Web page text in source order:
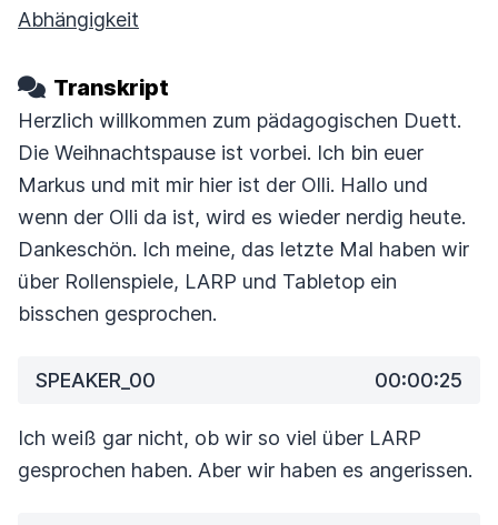
Abhängigkeit
Transkript
Herzlich willkommen zum pädagogischen Duett.
Die Weihnachtspause ist vorbei. Ich bin euer
Markus und mit mir hier ist der Olli. Hallo und
wenn der Olli da ist, wird es wieder nerdig heute.
Dankeschön. Ich meine, das letzte Mal haben wir
über Rollenspiele, LARP und Tabletop ein
bisschen gesprochen.
SPEAKER_00 00:00:25
Ich weiß gar nicht, ob wir so viel über LARP
gesprochen haben. Aber wir haben es angerissen.